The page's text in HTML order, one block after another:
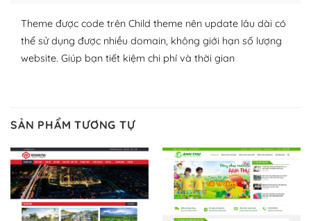
– Dễ sử dụng
Và bạn có toàn quyền tự do khi quyết định nơi lưu trữ
trang web WordPress của bạn.
Dễ dàng lựa chọn Hosting cho website WordPress
– Bảo mật cực tốt
Theme được code trên Child theme nên update lâu dài có
thể sử dụng được nhiều domain, không giới hạn số lượng
website. Giúp bạn tiết kiệm chi phí và thời gian
SẢN PHẨM TƯƠNG TỰ